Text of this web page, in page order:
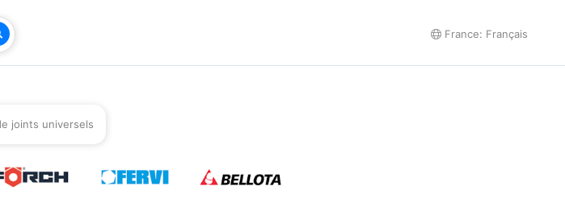
France: Français
joints universels